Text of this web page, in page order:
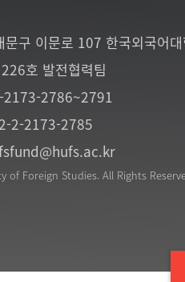
문구 이문로 107 한국외국어
호 발전협력팀
2786~2791
2-2173-2785
Foreign Studies. All Rights